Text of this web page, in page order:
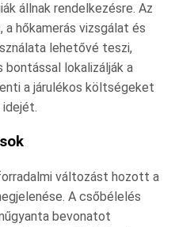
állnak rendelkezésre. Az
hőkamerás vizsgálat és
lehetővé teszi,
bontással lokalizálják a
a járulékos költségeket
változást hozott a
A csőbélelés
bevonatot